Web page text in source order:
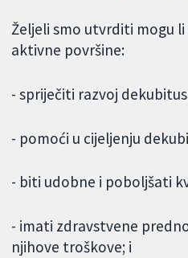
Željeli smo utvrditi mogu
aktivne površine:
- spriječiti razvoj
- pomoći u cijeljenju
- biti udobne i poboljšati
- imati zdravstvene
njihove troškove; i